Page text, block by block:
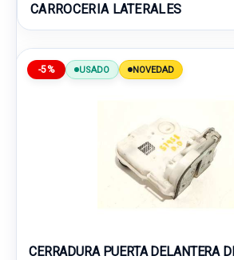
CARROCERIA LATERALES
-5% USADO NOVEDAD
CERRADURA PUERTA DELANTERA